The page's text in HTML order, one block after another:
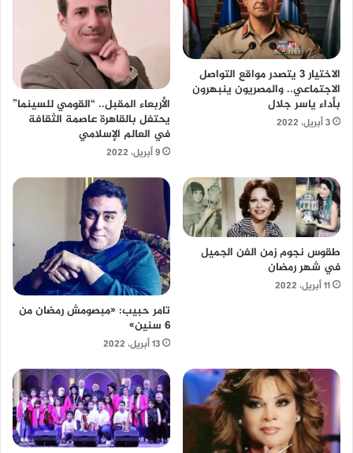
الاختيار 3 يتصدر مواقع التواصل
الاجتماعي.. والمصريون ينبهرون
بأداء ياسر جلال
3 أبريل، 2022
الأربعاء المقبل.. “القومي للسينما”
يحتفل بالقاهرة عاصمة الثقافة
في العالم الإسلامي
9 أبريل، 2022
طقوس نجوم زمن الفن الجميل
في شهر رمضان
11 أبريل، 2022
تامر حبيب: «مبصومش رمضان من
6 سنين»
13 أبريل، 2022